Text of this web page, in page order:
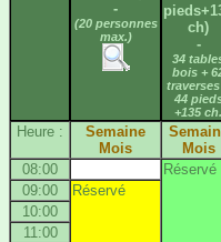
-
(20 personnes
max.)
ch)
-
34
bois +
traverses
44
+135 ch.
Heure :
Semaine
Mois
Mois
08:00
Réservé
09:00
Réservé
10:00
11:00